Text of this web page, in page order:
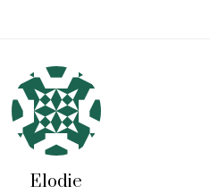
Elodie